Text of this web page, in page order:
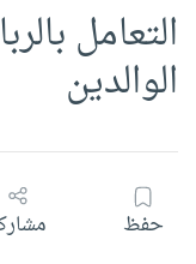
التعامل
الوالدين
حفظ